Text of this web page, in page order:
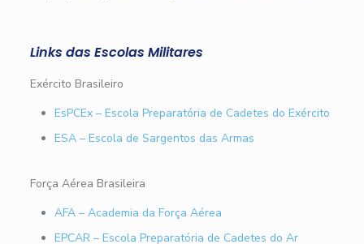
Links das Escolas Militares
Exército Brasileiro
EsPCEx – Escola Preparatória de Cadetes do Exército
ESA – Escola de Sargentos das Armas
Força Aérea Brasileira
AFA – Academia da Força Aérea
EPCAR – Escola Preparatória de Cadetes do Ar